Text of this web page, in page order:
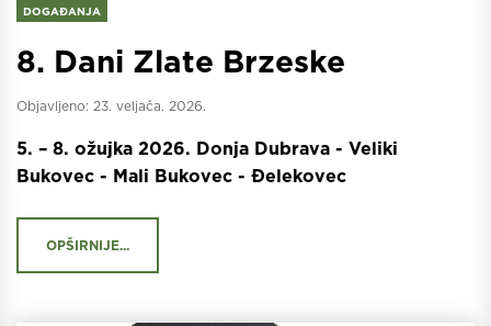
DOGAĐANJA
8. Dani Zlate Brzeske
Objavljeno: 23. veljača. 2026.
5. – 8. ožujka 2026. Donja Dubrava - Veliki
Bukovec - Mali Bukovec - Đelekovec
OPŠIRNIJE...